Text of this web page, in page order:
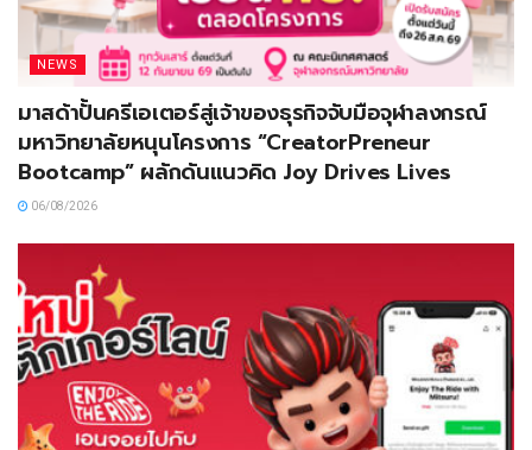
NEWS
มาสด้าปั้นครีเอเตอร์สู่เจ้าของธุรกิจจับมือจุฬาลงกรณ์
มหาวิทยาลัยหนุนโครงการ “CreatorPreneur
Bootcamp” ผลักดันแนวคิด Joy Drives Lives
06/08/2026